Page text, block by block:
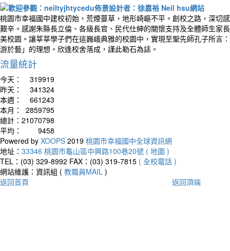
桃園市幸福國中建校初始，荒煙蔓草，地形崎嶇不平。創校之路，深切
艱辛。感謝朱縣長立倫、各級長官、民代仕紳的關懷支持及全體師生家
美校園。讓莘莘學子們在這巍峨典雅的校園中，實現至聖先師孔子所言
游於藝」的理想。欣逢校舍落成，謹此勒石為誌。
流量統計
今天：
319919
昨天：
341324
本週：
661243
本月：
2859795
總計： 21070798
平均：
9458
Powered by XOOPS 2019 桃園市幸福國中全球資訊網
地址： 33346 桃園市龜山區中興路100巷20號 ( 地圖 )
TEL：(03) 329-8992 FAX：(03) 319-7815 ( 全校電話 )
網站維護：資訊組 ( 教職員MAIL )
返回首頁
返回頂端